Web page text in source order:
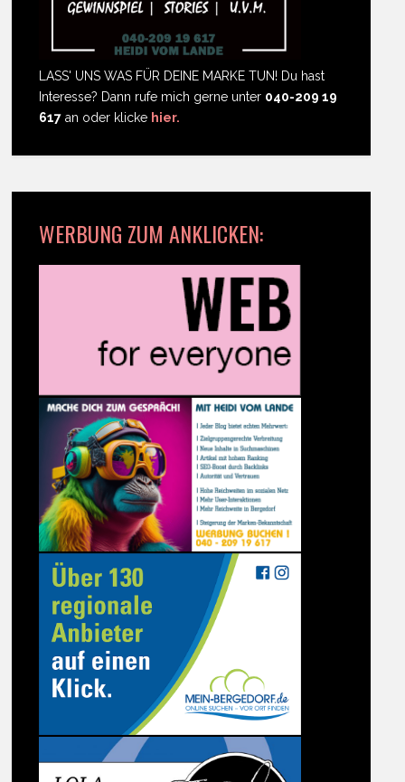
LASS' UNS WAS FÜR DEINE MARKE TUN! Du hast
Interesse? Dann rufe mich gerne unter 040-209 19
617 an oder klicke hier.
WERBUNG ZUM ANKLICKEN: